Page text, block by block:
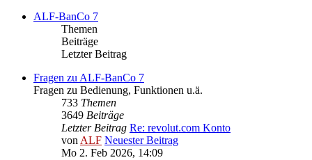
ALF-BanCo 7
Themen
Beiträge
Letzter Beitrag
Fragen zu ALF-BanCo 7
Fragen zu Bedienung, Funktionen u.ä.
733 Themen
3649 Beiträge
Letzter Beitrag Re: revolut.com Konto
vonALF Neuester Beitrag
Mo 2. Feb 2026, 14:09